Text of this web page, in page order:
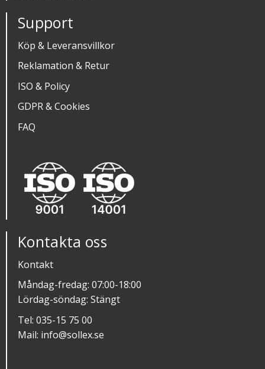
Support
Köp & Leveransvillkor
Reklamation & Retur
ISO & Policy
GDPR & Cookies
FAQ
Kontakta oss
Kontakt
Måndag-fredag: 07:00-18:00
Lördag-söndag: Stängt
Tel: 035-15 75 00
Mail: info@sollex.se